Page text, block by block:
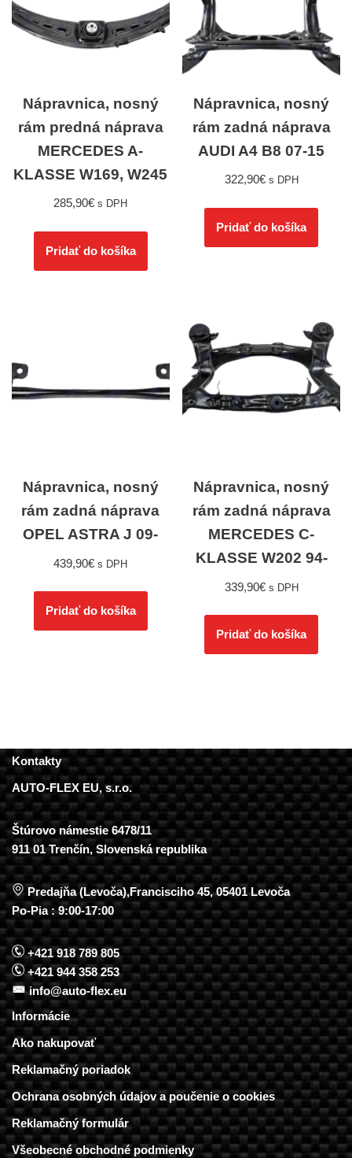
Nápravnica, nosný
rám predná náprava
MERCEDES A-
KLASSE W169, W245
285,90€ s DPH
Pridať do košíka
Nápravnica, nosný
rám zadná náprava
AUDI A4 B8 07-15
322,90€ s DPH
Pridať do košíka
Nápravnica, nosný
rám zadná náprava
OPEL ASTRA J 09-
439,90€ s DPH
Pridať do košíka
Nápravnica, nosný
rám zadná náprava
MERCEDES C-
KLASSE W202 94-
339,90€ s DPH
Pridať do košíka
Kontakty
AUTO-FLEX EU, s.r.o.
Štúrovo námestie 6478/11
911 01 Trenčín, Slovenská republika
Predajňa (Levoča),Francisciho 45, 05401 Levoča
Po-Pia : 9:00-17:00
+421 918 789 805
+421 944 358 253
info@auto-flex.eu
Informácie
Ako nakupovať
Reklamačný poriadok
Ochrana osobných údajov a poučenie o cookies
Reklamačný formulár
Všeobecné obchodné podmienky